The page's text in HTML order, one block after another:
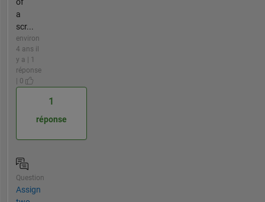
a
scr...
environ
4 ans il
y a | 1
réponse
| 0
1
réponse
Question
Assign